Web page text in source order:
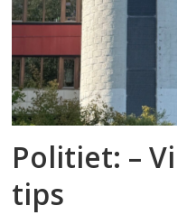
Politiet: –
tips